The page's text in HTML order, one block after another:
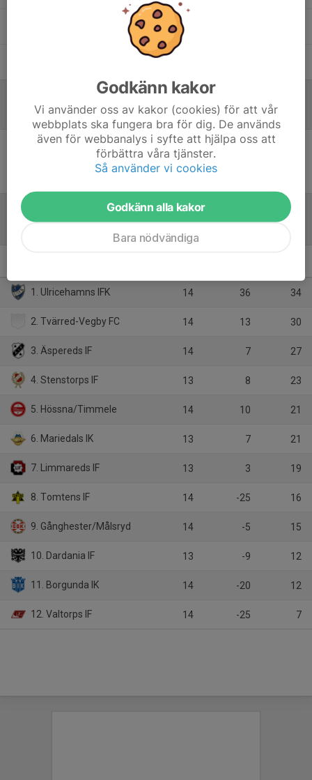
Lagledare
Tränare
Referat
Inget referat skrivet
1. Ulricehamns IFK 14 36 34
2. Tvärred-Vegby FC 14 13 30
3. Äspereds IF 14 7 27
4. Stenstorps IF 13 8 23
5. Hössna/Timmele 14 10 21
6. Mariedals IK 13 7 21
7. Limmareds IF 13 3 19
8. Tomtens IF 14 -25 16
9. Gånghester/Målsryd 14 -5 15
10. Dardania IF 13 -9 12
11. Borgunda IK 14 -20 12
12. Valtorps IF 14 -25 7
Godkänn kakor
Vi använder oss av kakor (cookies) för att vår
webbplats ska fungera bra för dig. De används
även för webbanalys i syfte att hjälpa oss att
förbättra våra tjänster.
Så använder vi cookies
Godkänn alla kakor
Bara nödvändiga